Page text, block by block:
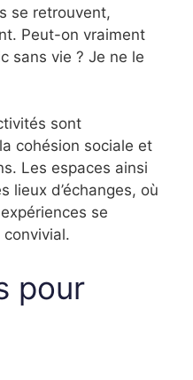
se retrouvent,
Peut-on vraiment
sans vie ? Je ne le
sont
cohésion sociale et
Les espaces ainsi
lieux d’échanges, où
se
pour